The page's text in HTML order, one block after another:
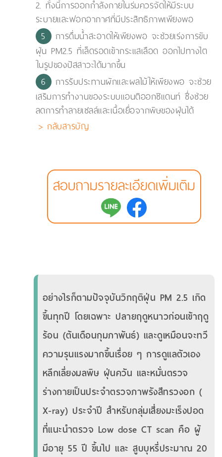
2. ทั้งนี้การออกกำลังกายในร่มควรจัดให้มีระบบ
ระบายและฟอกอากาศที่มีประสิทธิภาพเพียงพอ
การดื่มน้ำสะอาดให้เพียงพอ จะช่วยเร่งการขับ
ฝุ่น PM2.5 ที่เล็ดรอดเข้ากระแสเลือด ออกไปทางไต
ในรูปของปัสสาวะได้มากขึ้น
การรับประทานผักและผลไม้ให้เพียงพอ จะช่วย
เสริมการทำงานของระบบแอนติออกซิแดนท์ ซึ่งช่วย
ลดการทำลายเซลล์และเนื้อเยื่อจากพิษของฝุ่นได้
> กลับสารบัญ
สอบถามรายละเอียดเพิ่มเติม
อย่างไรก็ตามปัจจุบันวิกฤติฝุ่น PM 2.5 เกิด
ขึ้นทุกปี โดยเฉพาะ ปลายฤดูหนาวก่อนเข้าฤดู
ร้อน (ต้นเดือนกุมภาพันธ์) และดูเหมือนจะทวี
ความรุนแรงมากขึ้นเรื่อย ๆ การดูแลตัวเอง
หลีกเลี่ยงมลพิษ ฝุ่นควัน และหมั่นตรวจ
ร่างกายเป็นประจำตรวจภาพรังสีทรวงอก (
X-ray) ประจำปี สำหรับกลุ่มเสี่ยงมะเร็งปอด
ที่แนะนำตรวจ Low dose CT scan คือ ผู้
มีอายุ 55 ปี ขึ้นไป และ สูบบุหรี่ประมาณ 20